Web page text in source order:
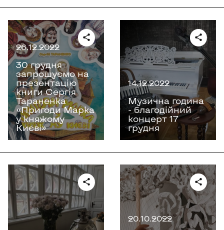
26.12.2022
30 грудня
запрошуємо на
презентацію
книги Сергія
Тараненка
«Пригоди Марка
у княжому
Києві»
14.12.2022
Музична година
- благодійний
концерт 17
грудня
20.10.2022